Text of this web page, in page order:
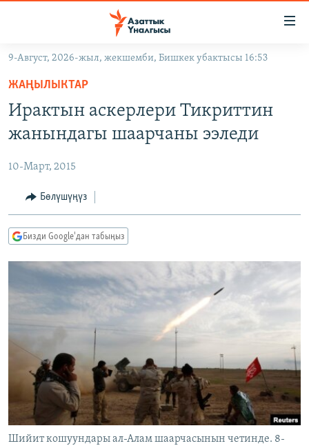
Навигацияга
өтүңүз
Издөөгө
салыңызКЫРГЫЗСТАН
ЭКОНОМИКА
МАДАНИЯТ
ДҮЙНӨ
БОРБОР АЗИЯ
АТАЙЫН ИЛИКТӨӨ
ТВ ПРОГРАММАЛАР
ЭКСПЕРТТЕР ТАЛДАЙТ
БИЗ ЖАНА ДҮЙНӨ
ЫҢГАЙСЫЗ СУРООЛОР
ӨЗГӨЧӨ ПИКИР
ЭЕ/АРнун бардык сайттары
9-Август, 2026-жыл, жекшемби, Бишкек убактысы 16:53
ЖАҢЫЛЫКТАР
Ирактын аскерлери Тикриттин
жанындагы шаарчаны ээледи
10-Март, 2015
Бөлүшүңүз
Бизди Google'дан табыңыз
Шийит кошуундары ал-Алам шаарчасынын четинде. 8-